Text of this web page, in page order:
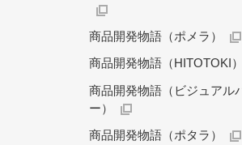
商品開発物語（ポメラ）
商品開発物語（HITOTOKI）
商品開発物語（ビジュアル
ー）
商品開発物語（ポタラ）